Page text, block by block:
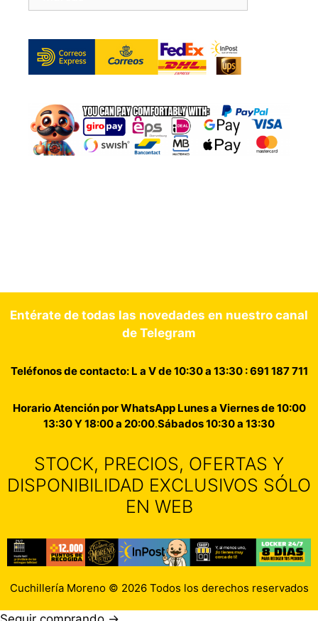
Entérate de todas las novedades en nuestro canal
de Telegram
Teléfonos de contacto: L a V de 10:30 a 13:30 : 691 187 711
Horario Atención por WhatsApp Lunes a Viernes de 10:00
13:30 Y 18:00 a 20:00.Sábados 10:30 a 13:30
STOCK, PRECIOS, OFERTAS Y
DISPONIBILIDAD EXCLUSIVOS SÓLO
EN WEB
Cuchillería Moreno © 2026 Todos los derechos reservados